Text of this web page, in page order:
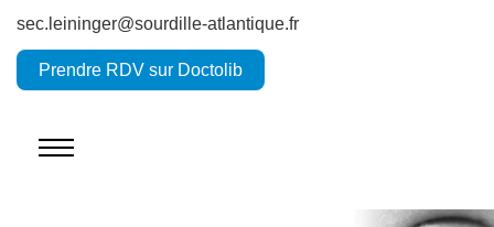
sec.leininger@sourdille-atlantique.fr
Prendre RDV sur Doctolib